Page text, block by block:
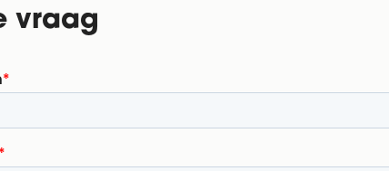
vraag